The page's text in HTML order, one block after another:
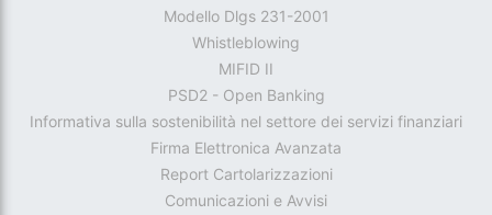
Modello Dlgs 231-2001
Whistleblowing
MIFID II
PSD2 - Open Banking
Informativa sulla sostenibilità nel settore dei servizi finanziari
Firma Elettronica Avanzata
Report Cartolarizzazioni
Comunicazioni e Avvisi